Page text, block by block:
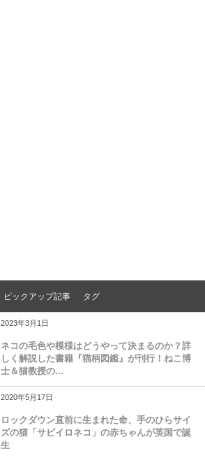
ピックアップ記事 タグ
2023年3月1日
ネコの毛色や模様はどうやって決まるのか？詳
しく解説した書籍『猫柄図鑑』が刊行！ねこ博
士＆猫教授の...
2020年5月17日
ロックダウン直前に生まれた命、手のひらサイ
ズの猫「サビイロネコ」の赤ちゃんが英国で誕
生